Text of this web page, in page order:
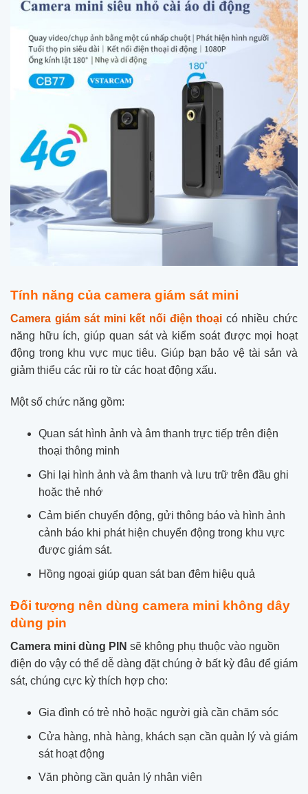
Tính năng của camera giám sát mini
Camera giám sát mini kết nối điện thoại có nhiều chức
năng hữu ích, giúp quan sát và kiểm soát được mọi hoạt
động trong khu vực mục tiêu. Giúp bạn bảo vệ tài sản và
giảm thiểu các rủi ro từ các hoạt động xấu.
Một số chức năng gồm:
Quan sát hình ảnh và âm thanh trực tiếp trên điện
thoại thông minh
Ghi lại hình ảnh và âm thanh và lưu trữ trên đầu ghi
hoặc thẻ nhớ
Cảm biến chuyển động, gửi thông báo và hình ảnh
cảnh báo khi phát hiện chuyển động trong khu vực
được giám sát.
Hồng ngoại giúp quan sát ban đêm hiệu quả
Đối tượng nên dùng camera mini không dây
dùng pin
Camera mini dùng PIN sẽ không phụ thuộc vào nguồn
điện do vậy có thể dễ dàng đặt chúng ở bất kỳ đâu để giám
sát, chúng cực kỳ thích hợp cho:
Gia đình có trẻ nhỏ hoặc người già cần chăm sóc
Cửa hàng, nhà hàng, khách sạn cần quản lý và giám
sát hoạt động
Văn phòng cần quản lý nhân viên